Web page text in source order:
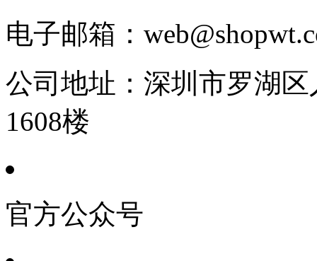
电子邮箱：
公司地址： 深圳市罗湖
1608楼
官方公众号